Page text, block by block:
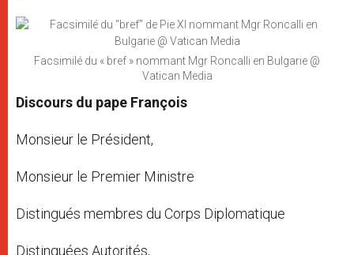
Facsimilé du « bref » nommant Mgr Roncalli en Bulgarie @
Vatican Media
Discours du pape François
Monsieur le Président,
Monsieur le Premier Ministre
Distingués membres du Corps Diplomatique
Distinguées Autorités,